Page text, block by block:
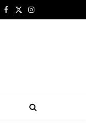
Facebook
X
Instagram